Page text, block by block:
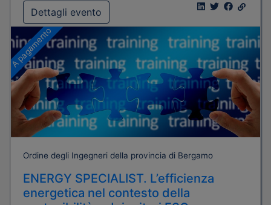
Dettagli evento
A pagamento
Ordine degli Ingegneri della provincia di Bergamo
ENERGY SPECIALIST. L’efficienza
energetica nel contesto della